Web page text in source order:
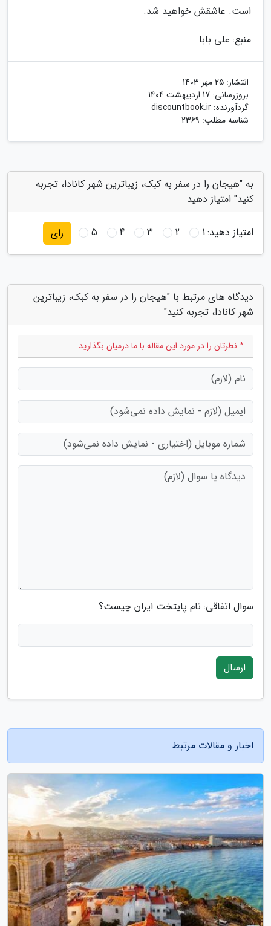
است. عاشقش خواهید شد.
منبع: علی بابا
انتشار: 25 مهر 1403
بروزرسانی: 17 اردیبهشت 1404
گردآورنده: discountbook.ir
شناسه مطلب: 2369
به "هیجان را در سفر به کبک، زیباترین شهر کانادا، تجربه
کنید" امتیاز دهید
امتیاز دهید:1
2
3
4
5 رای
دیدگاه های مرتبط با "هیجان را در سفر به کبک، زیباترین
شهر کانادا، تجربه کنید"
* نظرتان را در مورد این مقاله با ما درمیان بگذارید
سوال اتفاقی: نام پایتخت ایران چیست؟
ارسال
اخبار و مقالات مرتبط